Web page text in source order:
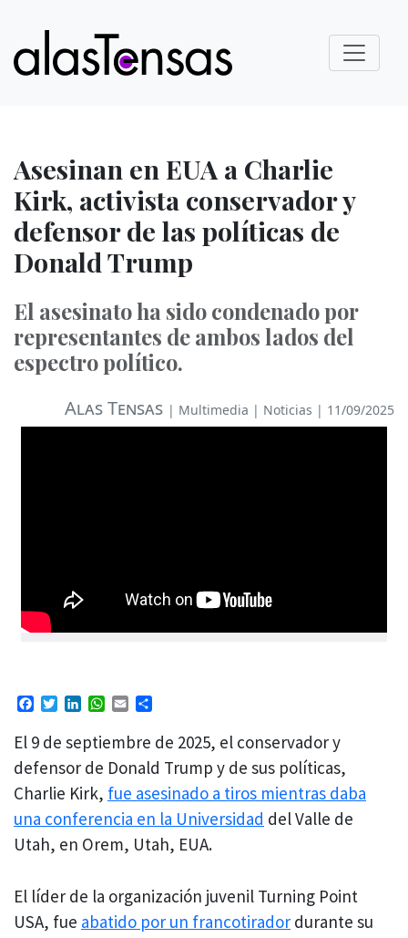
Asesinan en EUA a Charlie
Kirk, activista conservador y
defensor de las políticas de
Donald Trump
El asesinato ha sido condenado por
representantes de ambos lados del
espectro político.
Alas Tensas | Multimedia | Noticias | 11/09/2025
Facebook
TwitterLinkedIn
WhatsApp
Email
El 9 de septiembre de 2025, el conservador y
defensor de Donald Trump y de sus políticas,
Charlie Kirk, fue asesinado a tiros mientras daba
una conferencia en la Universidad del Valle de
Utah, en Orem, Utah, EUA.
El líder de la organización juvenil Turning Point
USA, fue abatido por un francotirador durante su